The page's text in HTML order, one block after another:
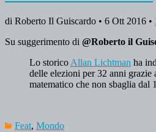
di Roberto Il Guiscardo • 6 Ott 2016 •
Su suggerimento di @Roberto il
Lo storico Allan Lichtman ha
delle elezioni per 32 anni grazie
matematico che non sbaglia dal
Feat, Mondo